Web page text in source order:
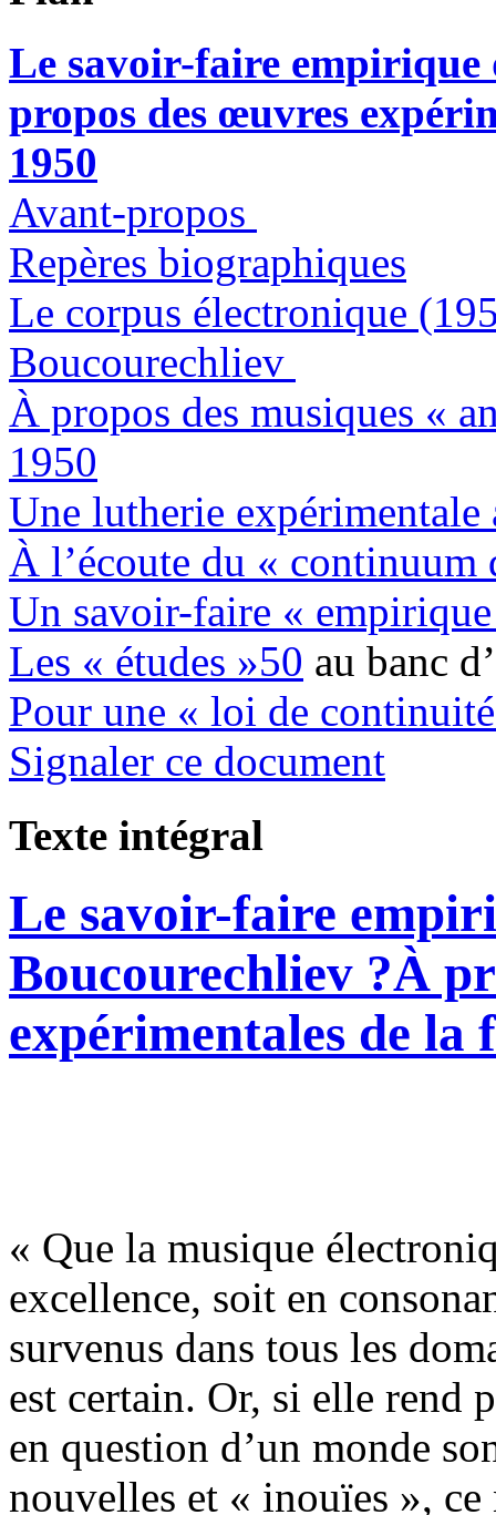
Le savoir-faire empirique
propos des œuvres
1950
Avant-propos
Repères biographiques
Le corpus électronique
Boucourechliev
À propos des musiques «
1950
Une lutherie
À l’écoute du « continuum
Un savoir-faire «
Les « études »50 au banc
Pour une « loi de
Signaler ce document
Texte intégral
Le savoir-faire
Boucourechliev ?À
expérimentales de la
« Que la musique
excellence, soit en
survenus dans tous les
est certain. Or, si elle rend
en question d’un monde
nouvelles et « inouïes », ce